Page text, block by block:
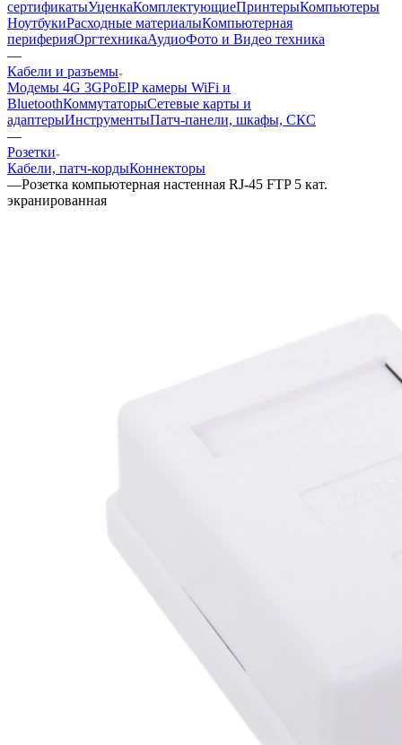
сертификатыУценкаКомплектующиеПринтерыКомпьютеры
НоутбукиРасходные материалыКомпьютерная
периферияОргтехникаАудиоФото и Видео техника
—
Кабели и разъемы
Модемы 4G 3GPoEIP камеры WiFi и
BluetoothКоммутаторыСетевые карты и
адаптерыИнструментыПатч-панели, шкафы, СКС
—
Розетки
Кабели, патч-кордыКоннекторы
—Розетка компьютерная настенная RJ-45 FTP 5 кат.
экранированная